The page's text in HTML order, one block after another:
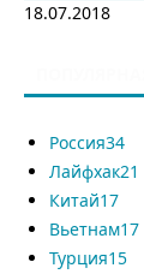
18.07.2018
Россия34
Лайфхак21
Китай17
Вьетнам17
Турция15